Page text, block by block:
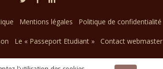
Mentions légales Politique de confidentialité
Le « Passeport Etudiant » Contact webmaster